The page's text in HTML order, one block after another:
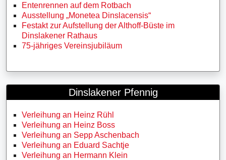
Entenrennen auf dem Rotbach
Ausstellung „Monetea Dinslacensis“
Festakt zur Aufstellung der Althoff-Büste im
Dinslakener Rathaus
75-jähriges Vereinsjubiläum
Dinslakener Pfennig
Verleihung an Heinz Rühl
Verleihung an Heinz Boss
Verleihung an Sepp Aschenbach
Verleihung an Eduard Sachtje
Verleihung an Hermann Klein